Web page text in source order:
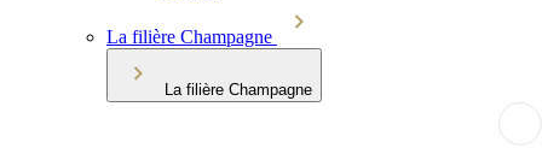
La filière Champagne
La filière Champagne